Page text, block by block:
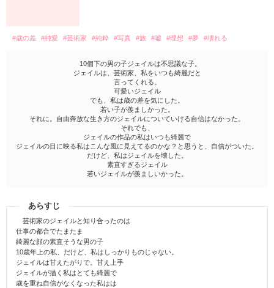
#歳の差 #純愛 #芸術家 #純粋 #写真 #旅 #嘘 #理想 #夢 #壊れる
10個下の男の子ジェイルは不思議な子。
ジェイルは、芸術家、私をいつも綺麗だと
言ってくれる。
可愛いジェイル
でも、私は歳の差を気にした。
若い子が羨ましかった。
それに。自由奔放な生き方のジェイルについていける自信はなかった。
それでも、
ジェイルの作品の私はいつも綺麗で
ジェイルの目に映る私はこんな風に見えてるのかな？と思うと、自信がついた。
だけど、私はジェイルを壊した。
素直すぎるジェイル
若いジェイルが羨ましいかった。
あらすじ
芸術家のジェイルと知り合ったのは
仕事の都合でたまたま
綺麗な顔の素直そうな男の子
10歳年上の私、だけど、私はしっかりものじゃない。
ジェイルは甘えたがりで。甘え上手
ジェイルが描く私はとても綺麗で
歳を重ね自信がなくなった私はは